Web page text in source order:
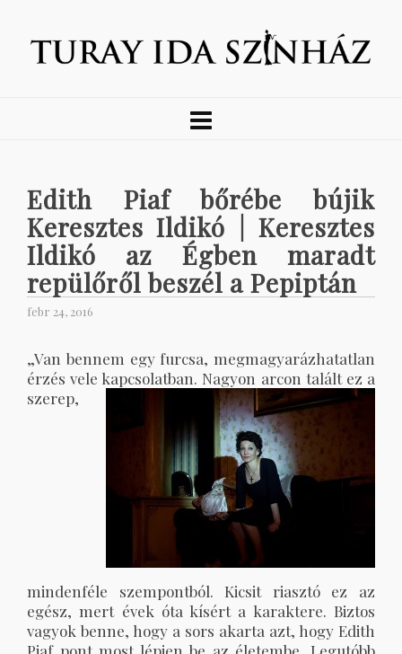
Edith Piaf bőrébe bújik
Keresztes Ildikó | Keresztes
Ildikó az Égben maradt
repülőről beszél a Pepiptán
febr 24, 2016
„Van bennem egy furcsa, megmagyarázhatatlan
érzés vele kapcsolatban. Nagyon arcon talált ez a
szerep,
mindenféle szempontból. Kicsit riasztó ez az
egész, mert évek óta kísért a karaktere. Biztos
vagyok benne, hogy a sors akarta azt, hogy Edith